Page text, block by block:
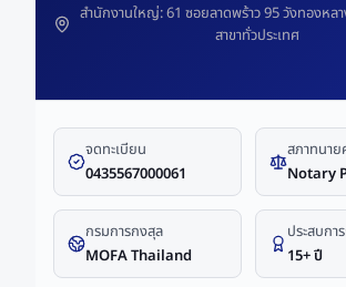
สำนักงานใหญ่: 61 ซอยลาดพร้าว 95 วังทองหล
สาขาทั่วประเทศ
จดทะเบียน
0435567000061
สภาทนาย
Notary
กรมการกงสุล
MOFA Thailand
ประสบก
15+ ปี